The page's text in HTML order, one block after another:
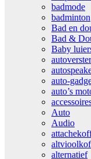
badmode
badminton
Bad en
Bad &
Baby
auto-
auto’s
Auto
Audio
alternatief